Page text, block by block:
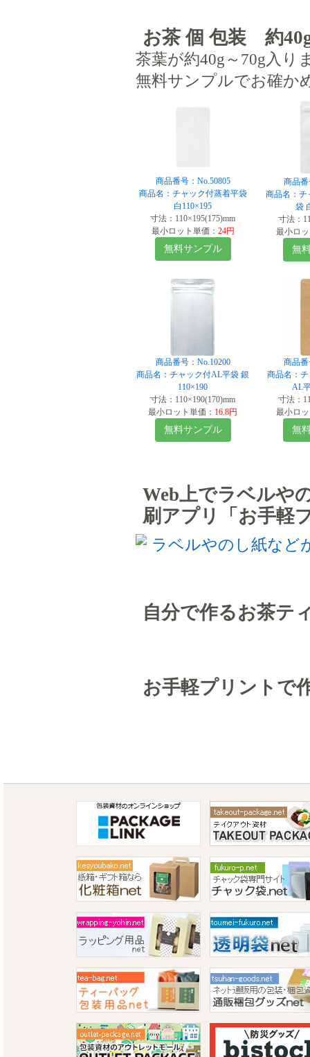
お茶 個 包装 約
茶葉が約40g～70g入り
無料サンプルでお確か
商品番号：No.50805
商品名：チャック付蒸着平袋
白110×195
寸法：110×195(175)mm
最小ロット単価： 24円
無料サンプル
商品番
商品名：チ
袋
寸法：
最小ロ
無
商品番号：No.10200
商品名：チャック付AL平袋 銀
110×190
寸法：110×190(170)mm
最小ロット単価： 16.8円
無料サンプル
商品番
商品名：
AL
寸法：
最小ロ
無
Web上でラベルや
刷アプリ「お手軽
自分で作るお茶テ
お手軽プリントで